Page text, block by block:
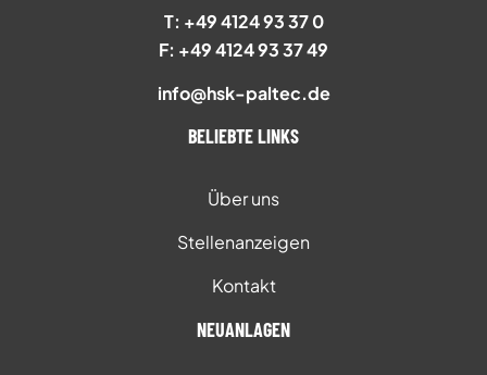
T: +49 4124 93 37 0
F: +49 4124 93 37 49
info@hsk-paltec.de
BELIEBTE LINKS
Über uns
Stellenanzeigen
Kontakt
NEUANLAGEN